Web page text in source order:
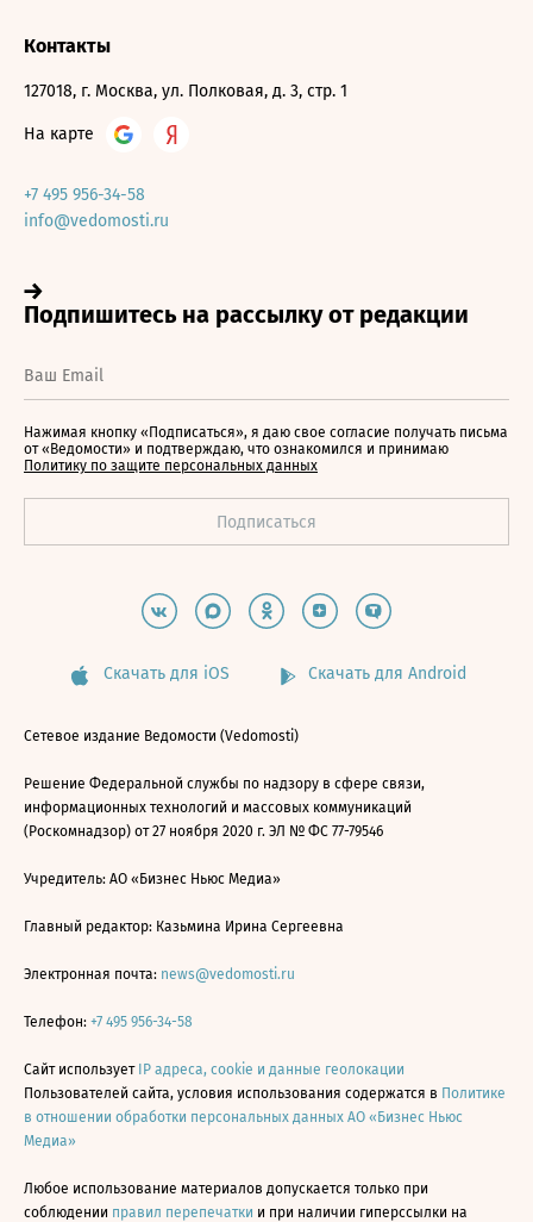
Контакты
127018, г. Москва, ул. Полковая, д. 3, стр. 1
На карте
+7 495 956-34-58
info@vedomosti.ru
Нажимая кнопку «Подписаться», я даю свое согласие получать письма
от «Ведомости» и подтверждаю, что ознакомился и принимаю
Политику по защите персональных данных
Скачать для iOS Скачать для Android
Сетевое издание Ведомости (Vedomosti)
Решение Федеральной службы по надзору в сфере связи,
информационных технологий и массовых коммуникаций
(Роскомнадзор) от 27 ноября 2020 г. ЭЛ № ФС 77-79546
Учредитель: АО «Бизнес Ньюс Медиа»
Главный редактор: Казьмина Ирина Сергеевна
Электронная почта: news@vedomosti.ru
Телефон: +7 495 956-34-58
Сайт использует IP адреса, cookie и данные геолокации
Пользователей сайта, условия использования содержатся в Политике
в отношении обработки персональных данных АО «Бизнес Ньюс
Медиа»
Любое использование материалов допускается только при
соблюдении правил перепечатки и при наличии гиперссылки на